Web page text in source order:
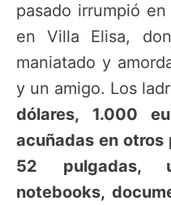
pasado irrumpió
en Villa Elisa,
maniatado y
y un amigo. Los
dólares, 1.000
acuñadas en otros
52 pulgadas,
notebooks,